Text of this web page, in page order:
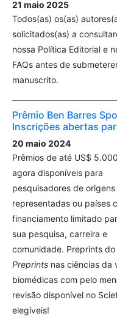
21 maio 2025
Todos(as) os(as)
solicitados(as) a
nossa Política Editorial e
FAQs antes de
manuscrito.
Prêmio Ben Barres
Inscrições abertas
20 maio 2024
Prêmios de até US$
agora disponíveis para
pesquisadores de
representadas ou países
financiamento limitado
sua pesquisa, carreira e
comunidade. Preprints do
Preprintsnas ciências da
biomédicas com pelo
revisão disponível no
elegíveis!